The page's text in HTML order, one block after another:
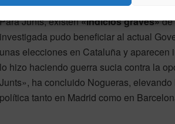
Para Junts, existen«indicios graves»de
investigada pudo beneficiar al actual
unas elecciones en Cataluña y aparecen
lo hizo haciendo guerra sucia contra la
Junts», ha concluido Nogueras, elevando
política tanto en Madrid como en